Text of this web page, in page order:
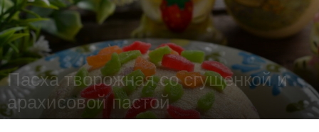
Пасха творожная со сгущенкой и
арахисовой пастой